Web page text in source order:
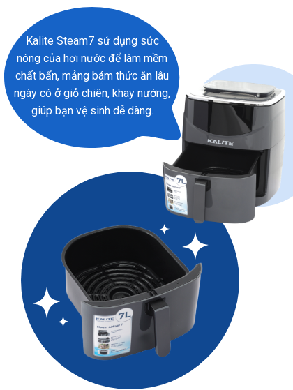
Kalite Steam7 sử dụng sức
nóng của hơi nước để làm mềm
chất bẩn, mảng bám thức ăn lâu
ngày có ở giỏ chiên, khay nướng,
giúp bạn vệ sinh dễ dàng.